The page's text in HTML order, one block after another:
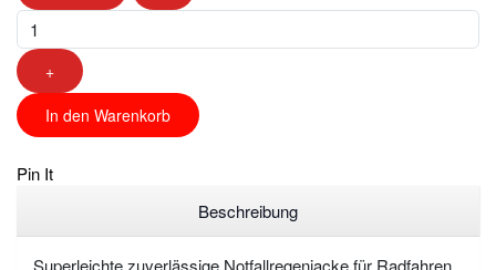
+
In den Warenkorb
Pin It
Beschreibung
Superleichte zuverlässige Notfallregenjacke für Radfahren